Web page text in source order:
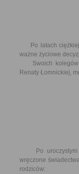
Po latach ciężkiej i
ważne życiowe
Swoich kolegów
Renaty Łomnickiej,
Po uroczystym
wręczone
rodziców: